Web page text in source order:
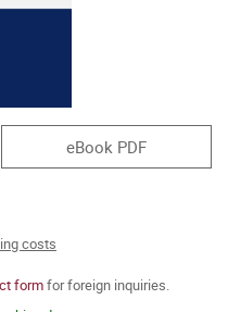
eBook PDF
costs
formfor foreign inquiries.